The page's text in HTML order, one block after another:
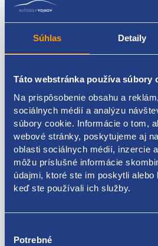
Súhlas Detaily
Táto webstránka používa súbory
Na prispôsobenie obsahu a
sociálnych médií a analýzu
súbory cookie. Informácie o tom,
webové stránky, poskytujeme aj
oblasti sociálnych médií, inzercie
môžu príslušné informácie
údajmi, ktoré ste im poskytli
keď ste používali ich služby.
súhlasu
Potrebné
8200022595
7700308750
7700315382
Kódy produktov
8200022595 7700308750
Použiteľné pre vozidlá
Renault Master 1997 - 2003 2.5 D -